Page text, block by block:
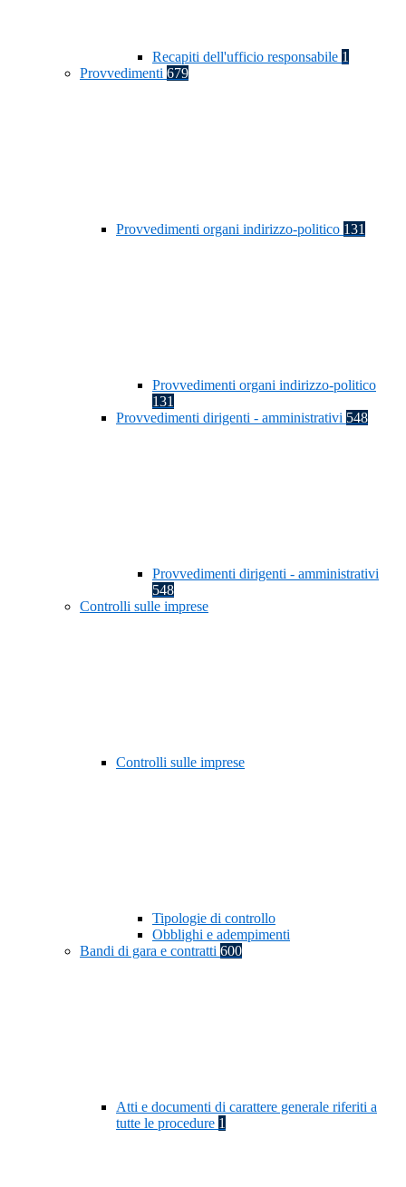
Recapiti dell'ufficio responsabile 1
Provvedimenti 679
Provvedimenti organi indirizzo-politico 131
Provvedimenti organi indirizzo-politico
131
Provvedimenti dirigenti - amministrativi 548
Provvedimenti dirigenti - amministrativi
548
Controlli sulle imprese
Controlli sulle imprese
Tipologie di controllo
Obblighi e adempimenti
Bandi di gara e contratti 600
Atti e documenti di carattere generale riferiti a
tutte le procedure 1